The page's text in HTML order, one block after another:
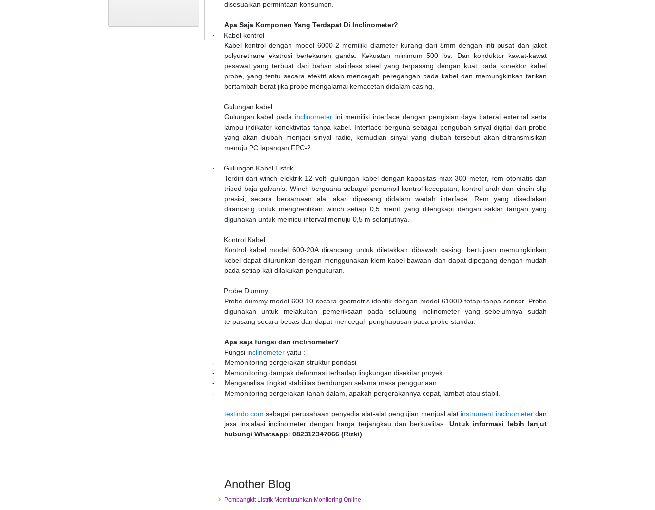
disesuaikan permintaan konsumen.
Apa Saja Komponen Yang Terdapat Di Inclinometer?
·
Kabel kontrol
Kabel kontrol dengan model 6000-2 memiliki diameter kurang dari 8mm dengan inti pusat dan jaket
polyurethane ekstrusi bertekanan ganda. Kekuatan minimum 500 lbs. Dan konduktor kawat-kawat
pesawat yang terbuat dari bahan stainless steel yang terpasang dengan kuat pada konektor kabel
probe, yang tentu secara efektif akan mencegah peregangan pada kabel dan memungkinkan tarikan
bertambah berat jika probe mengalamai kemacetan didalam casing.
·
Gulungan kabel
Gulungan kabel pada inclinometer ini memiliki interface dengan pengisian daya baterai external serta
lampu indikator konektivitas tanpa kabel. Interface berguna sebagai pengubah sinyal digital dari probe
yang akan diubah menjadi sinyal radio, kemudian sinyal yang diubah tersebut akan ditransmisikan
menuju PC lapangan FPC-2.
·
Gulungan Kabel Listrik
Terdiri dari winch elektrik 12 volt, gulungan kabel dengan kapasitas max 300 meter, rem otomatis dan
tripod baja galvanis. Winch berguana sebagai penampil kontrol kecepatan, kontrol arah dan cincin slip
presisi, secara bersamaan alat akan dipasang didalam wadah interface. Rem yang disediakan
dirancang untuk menghentikan winch setiap 0,5 menit yang dilengkapi dengan saklar tangan yang
digunakan untuk memicu interval menuju 0,5 m selanjutnya.
·
Kontrol Kabel
Kontrol kabel model 600-20A dirancang untuk diletakkan dibawah casing, bertujuan memungkinkan
kebel dapat diturunkan dengan menggunakan klem kabel bawaan dan dapat dipegang dengan mudah
pada setiap kali dilakukan pengukuran.
·
Probe Dummy
Probe dummy model 600-10 secara geometris identik dengan model 6100D tetapi tanpa sensor. Probe
digunakan untuk melakukan pemeriksaan pada selubung inclinometer yang sebelumnya sudah
terpasang secara bebas dan dapat mencegah penghapusan pada probe standar.
Apa saja fungsi dari inclinometer?
Fungsi inclinometeryaitu :
-
Memonitoring pergerakan struktur pondasi
-
Memonitoring dampak deformasi terhadap lingkungan disekitar proyek
-
Menganalisa tingkat stabilitas bendungan selama masa penggunaan
-
Memonitoring pergerakan tanah dalam, apakah pergerakannya cepat, lambat atau stabil.
testindo.com sebagai perusahaan penyedia alat-alat pengujian menjual alat instrument inclinometerdan
jasa instalasi inclinometer dengan harga terjangkau dan berkualitas. Untuk informasi lebih lanjut
hubungi Whatsapp: 082312347066 (Rizki)
Another Blog
Pembangkit Listrik Membutuhkan Monitoring Online